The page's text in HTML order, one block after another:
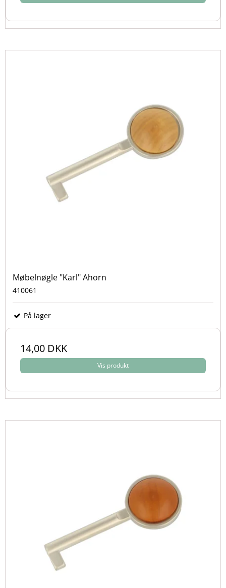
Møbelnøgle "Karl" Ahorn
410061
På lager
14,00 DKK
Vis produkt